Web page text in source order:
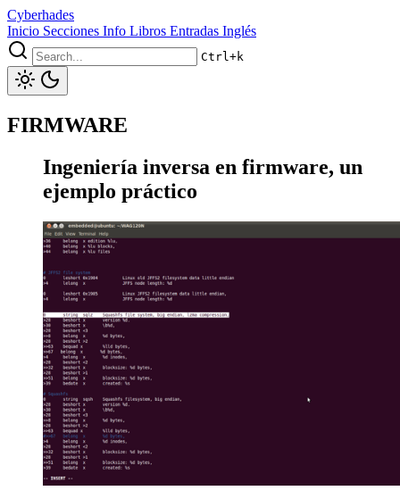
Cyberhades
Inicio Secciones Info Libros Entradas Inglés
Ctrl+k
FIRMWARE
Ingeniería inversa en firmware, un
ejemplo práctico